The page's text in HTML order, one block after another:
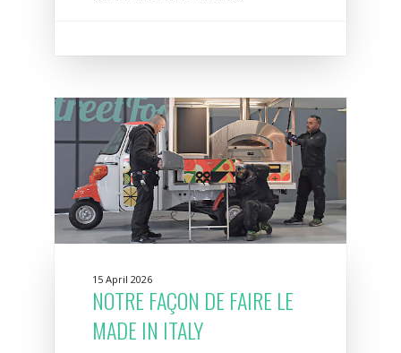
15 April 2026
NOTRE FAÇON DE FAIRE LE
MADE IN ITALY